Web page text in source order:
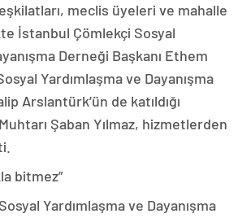
meclis üyeleri ve mahalle
İstanbul Çömlekçi Sosyal
Derneği Başkanı Ethem
Yardımlaşma ve Dayanışma
Arslantürk’ün de katıldığı
Şaban Yılmaz, hizmetlerden
bitmez”
Yardımlaşma ve Dayanışma